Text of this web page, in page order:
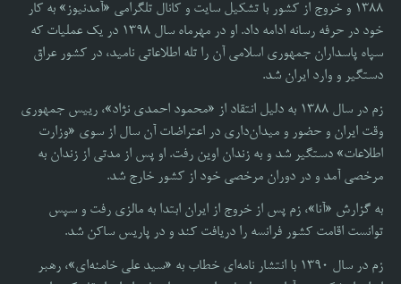
1388 و خروج از کشور با تشکیل سایت و کانال تلگرامی «آمدنیوز» به کار
خود در حرفه رسانه ادامه داد. او در مهرماه سال 1398 در یک عملیات که
سپاه پاسداران جمهوری اسلامی آن را تله اطلاعاتی نامید، در کشور عراق
دستگیر و وارد ایران شد.
زم در سال 1388 به دلیل انتقاد از «محمود احمدی نژاد»، رییس جمهوری
وقت ایران و حضور و میدان‌داری در اعتراضات آن سال از سوی «وزارت
اطلاعات» دستگیر شد و به زندان اوین رفت. او پس از مدتی از زندان به
مرخصی آمد و در دوران مرخصی خود از کشور خارج شد.
به گزارش «آنا»، زم پس از خروج از ایران ابتدا به مالزی رفت و سپس
توانست اقامت کشور فرانسه را دریافت کند و در پاریس ساکن شد.
زم در سال 1390 با انتشار نامه‌ای خطاب به «سید علی خامنه‌ای»، رهبر